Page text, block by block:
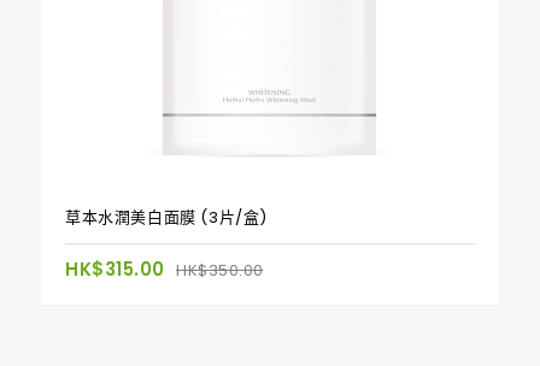
草本水潤美白面膜 (3片/盒)
HK$315.00 HK$350.00